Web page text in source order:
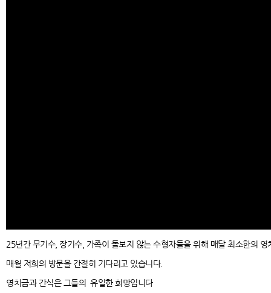
25년간 무기수, 장기수, 가족이 돌보지 않는 수형자들을 위해 매달 최소한의
매월 저희의 방문을 간절히 기다리고 있습니다.
영치금과 간식은 그들의 유일한 희망입니다